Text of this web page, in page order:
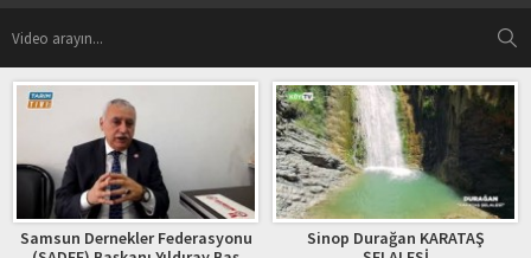
Federasyonu
Sinop Durağan KARATAŞ
Sedat